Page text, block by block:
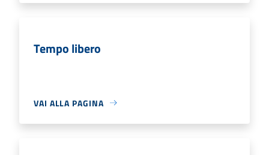
Tempo libero
VAI ALLA PAGINA